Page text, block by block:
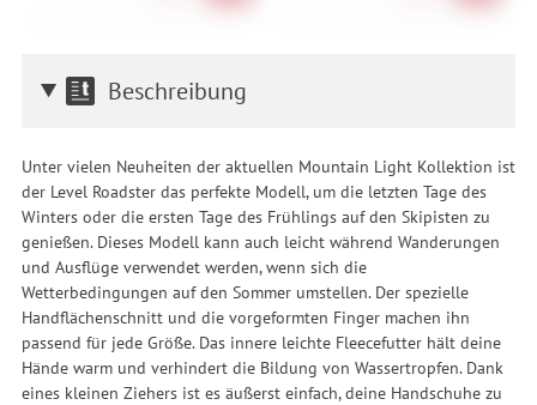
Beschreibung
Unter vielen Neuheiten der aktuellen Mountain Light Kollektion ist
der Level Roadster das perfekte Modell, um die letzten Tage des
Winters oder die ersten Tage des Frühlings auf den Skipisten zu
genießen. Dieses Modell kann auch leicht während Wanderungen
und Ausflüge verwendet werden, wenn sich die
Wetterbedingungen auf den Sommer umstellen. Der spezielle
Handflächenschnitt und die vorgeformten Finger machen ihn
passend für jede Größe. Das innere leichte Fleecefutter hält deine
Hände warm und verhindert die Bildung von Wassertropfen. Dank
eines kleinen Ziehers ist es äußerst einfach, deine Handschuhe zu